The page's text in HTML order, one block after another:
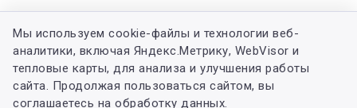
Мы используем cookie-файлы и технологии веб-
аналитики, включая Яндекс.Метрику, WebVisor и
тепловые карты, для анализа и улучшения работы
сайта. Продолжая пользоваться сайтом, вы
соглашаетесь на обработку данных.